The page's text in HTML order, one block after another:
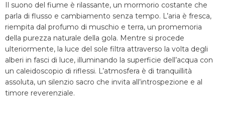
Il suono del fiume è rilassante, un mormorio costante che
parla di flusso e cambiamento senza tempo. L’aria è fresca,
riempita dal profumo di muschio e terra, un promemoria
della purezza naturale della gola. Mentre si procede
ulteriormente, la luce del sole filtra attraverso la volta degli
alberi in fasci di luce, illuminando la superficie dell’acqua con
un caleidoscopio di riflessi. L’atmosfera è di tranquillità
assoluta, un silenzio sacro che invita all’introspezione e al
timore reverenziale.